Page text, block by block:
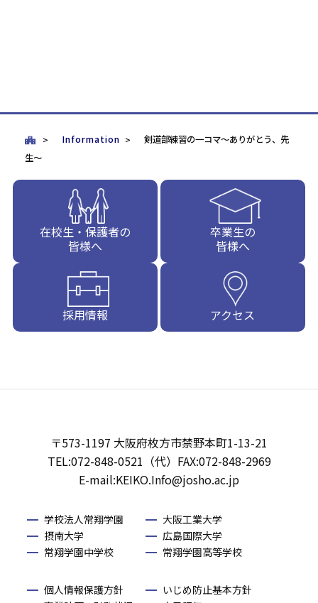
Information
剣道部練習の一コマ～ありがとう、先
生～
在校生・保護者の
皆様へ
卒業生の
皆様へ
採用情報 アクセス
〒573-1197 大阪府枚方市禁野本町1-13-21
TEL:072-848-0521（代）FAX:072-848-2969
E-mail:KEIKO.Info@josho.ac.jp
学校法人常翔学園
大阪工業大学
摂南大学
広島国際大学
常翔学園中学校
常翔学園高等学校
個人情報保護方針
いじめ防止基本方針